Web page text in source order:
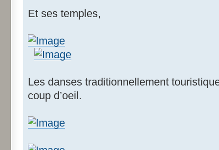
Et ses temples,
Les danses traditionnellement
coup d’oeil.